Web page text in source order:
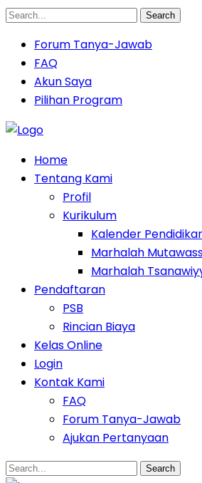
Search
Forum Tanya-Jawab
FAQ
Akun Saya
Pilihan Program
Home
Tentang Kami
Profil
Kurikulum
Kalender
Marhalah
Marhalah
Pendaftaran
PSB
Rincian Biaya
Kelas Online
Login
Kontak Kami
FAQ
Forum Tanya-Jawab
Ajukan Pertanyaan
Search